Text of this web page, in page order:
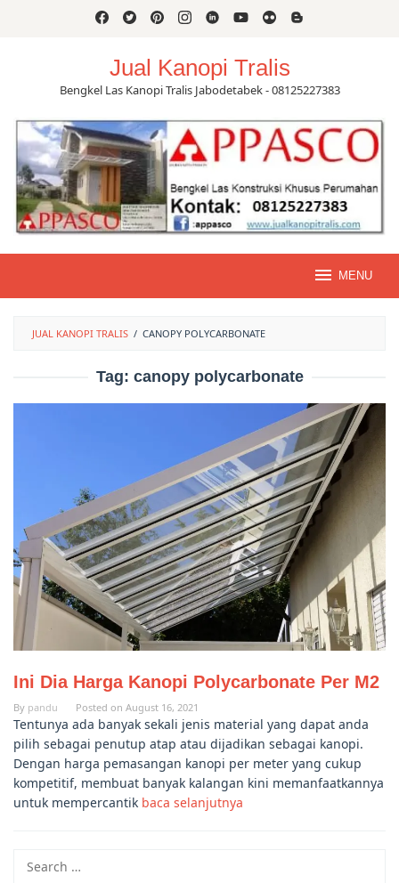
Jual Kanopi Tralis
Bengkel Las Kanopi Tralis Jabodetabek - 08125227383
MENU
JUAL KANOPI TRALIS / CANOPY POLYCARBONATE
Tag: canopy polycarbonate
Ini Dia Harga Kanopi Polycarbonate Per M2
By pandu Posted on August 16, 2021
Tentunya ada banyak sekali jenis material yang dapat anda
pilih sebagai penutup atap atau dijadikan sebagai kanopi.
Dengan harga pemasangan kanopi per meter yang cukup
kompetitif, membuat banyak kalangan kini memanfaatkannya
untuk mempercantik baca selanjutnya